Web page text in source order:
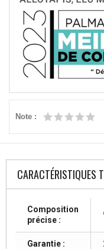
Note :
CARACTÉRISTIQUES
Composition
précise :
Garantie :